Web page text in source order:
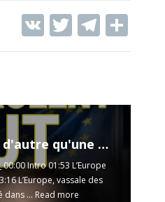
V T T
a
« L'Europe n'a jamais rien été d'autre qu'une succursale américaine » — Ghislain Benhessa
00:00 Intro 01:53 L’Europe
L’Europe, vassale des
dans ... Read more